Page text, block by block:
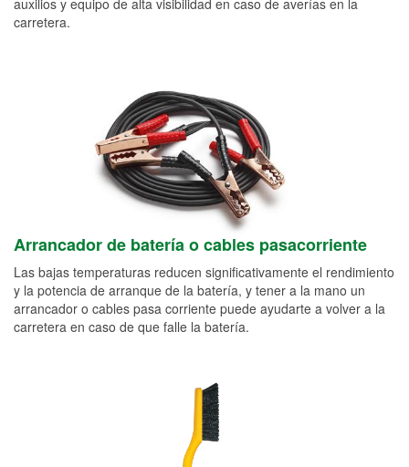
auxilios y equipo de alta visibilidad en caso de averías en la
carretera.
Arrancador de batería o cables pasacorriente
Las bajas temperaturas reducen significativamente el rendimiento
y la potencia de arranque de la batería, y tener a la mano un
arrancador o cables pasa corriente puede ayudarte a volver a la
carretera en caso de que falle la batería.